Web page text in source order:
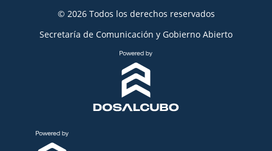
© 2026 Todos los derechos reservados
Secretaría de Comunicación y Gobierno Abierto